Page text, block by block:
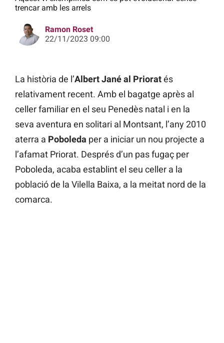
trencar amb les arrels
Ramon Roset
22/11/2023 09:00
La història de l’Albert Jané al Prioratés
relativament recent. Amb el bagatge après al
celler familiar en el seu Penedès natal i en la
seva aventura en solitari al Montsant, l’any 2010
aterra a Poboleda per a iniciar un nou projecte a
l’afamat Priorat. Després d’un pas fugaç per
Poboleda, acaba establint el seu celler a la
població de la Vilella Baixa, a la meitat nord de la
comarca.